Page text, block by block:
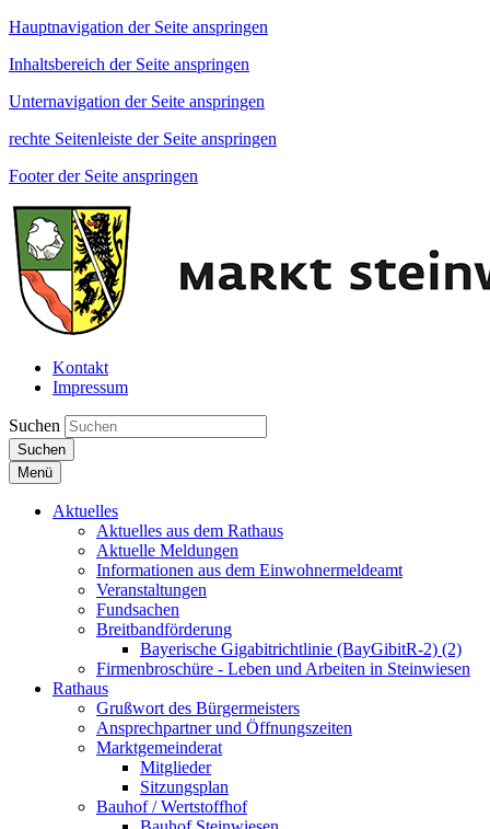
Hauptnavigation der Seite anspringen
Inhaltsbereich der Seite anspringen
Unternavigation der Seite anspringen
rechte Seitenleiste der Seite anspringen
Footer der Seite anspringen
Kontakt
Impressum
Suchen
Suchen
Menü
Aktuelles
Aktuelles aus dem Rathaus
Aktuelle Meldungen
Informationen aus dem Einwohnermeldeamt
Veranstaltungen
Fundsachen
Breitbandförderung
Bayerische Gigabitrichtlinie (BayGibitR-2) (2)
Firmenbroschüre - Leben und Arbeiten in Steinwiesen
Rathaus
Grußwort des Bürgermeisters
Ansprechpartner und Öffnungszeiten
Marktgemeinderat
Mitglieder
Sitzungsplan
Bauhof / Wertstoffhof